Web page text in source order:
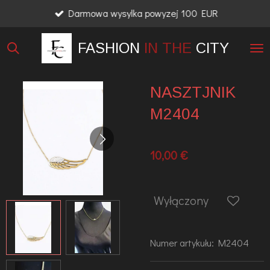
głównej
FASHION IN THE CITY
Darmowa wysylka powyzej 100 EUR
NASZTJNIK
M2404
10,00 €
Wyłączony
Numer artykułu: M2404